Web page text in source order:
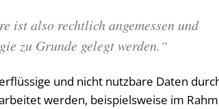
ist also rechtlich angemessen und
zu Grunde gelegt werden.“
und nicht nutzbare Daten
werden, beispielsweise im